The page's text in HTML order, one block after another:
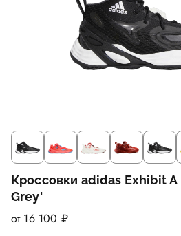
Кроссовки adidas Exhibit
Grey'
от 16 100 ₽